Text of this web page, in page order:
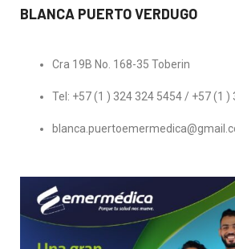
BLANCA PUERTO VERDUGO
Cra 19B No. 168-35 Toberin
Tel: +57 (1 ) 324 324 5454 / +57 (1 )